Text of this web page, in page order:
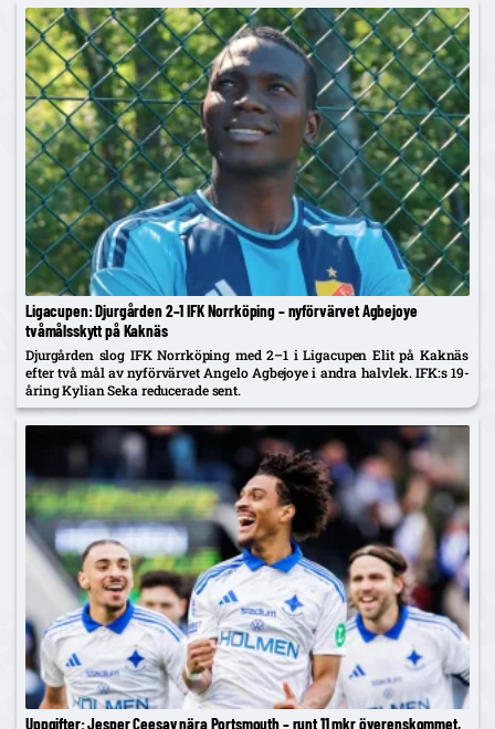
Ligacupen: Djurgården 2–1 IFK Norrköping – nyförvärvet Agbejoye
tvåmålsskytt på Kaknäs
Djurgården slog IFK Norrköping med 2–1 i Ligacupen Elit på Kaknäs
efter två mål av nyförvärvet Angelo Agbejoye i andra halvlek. IFK:s 19-
åring Kylian Seka reducerade sent.
Uppgifter: Jesper Ceesay nära Portsmouth – runt 11 mkr överenskommet,